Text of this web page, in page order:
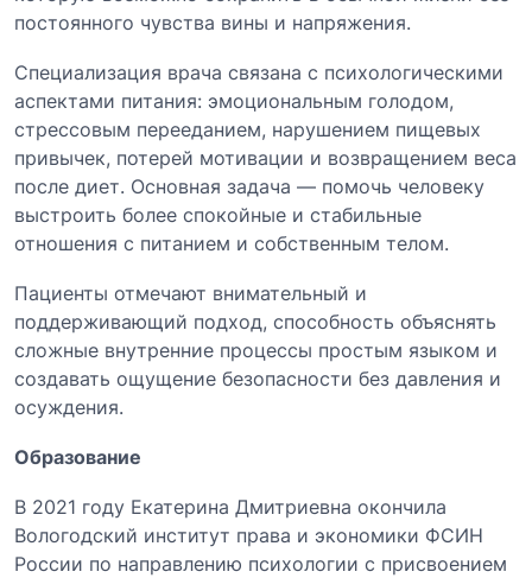
постоянного чувства вины и напряжения.
Специализация врача связана с психологическими
аспектами питания: эмоциональным голодом,
стрессовым перееданием, нарушением пищевых
привычек, потерей мотивации и возвращением веса
после диет. Основная задача — помочь человеку
выстроить более спокойные и стабильные
отношения с питанием и собственным телом.
Пациенты отмечают внимательный и
поддерживающий подход, способность объяснять
сложные внутренние процессы простым языком и
создавать ощущение безопасности без давления и
осуждения.
Образование
В 2021 году Екатерина Дмитриевна окончила
Вологодский институт права и экономики ФСИН
России по направлению психологии с присвоением